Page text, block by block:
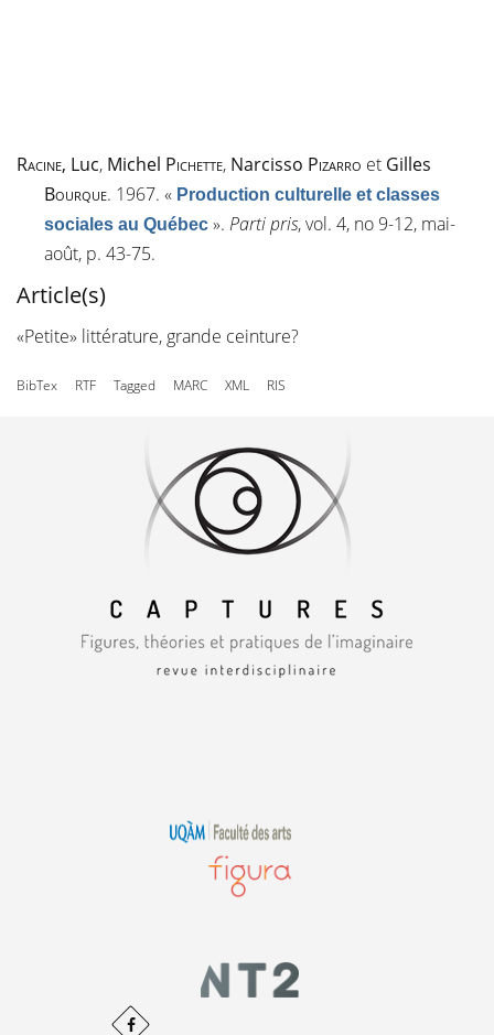
Racine, Luc, Michel Pichette, Narcisso Pizarro et Gilles
Bourque. 1967. « Production culturelle et classes
sociales au Québec ». Parti pris, vol. 4, no 9-12, mai-
août, p. 43-75.
Article(s)
«Petite» littérature, grande ceinture?
BibTex RTF Tagged MARC XML RIS